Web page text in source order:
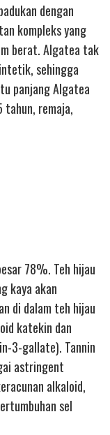
dengan
kompleks yang
berat. Algatea tak
sehingga
panjang Algatea
tahun, remaja,
78%. Teh hijau
kaya akan
di dalam teh hijau
katekin dan
3-gallate). Tannin
astringent
alkaloid,
sel